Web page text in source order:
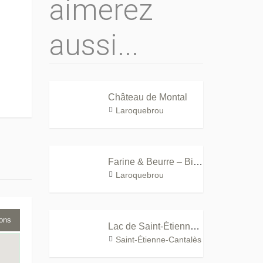
aimerez
aussi...
Château de Montal
Laroquebrou
Farine & Beurre – Biscuiterie du Cantal
Laroquebrou
Lac de Saint-Étienne-Cantalès
Saint-Étienne-Cantalès